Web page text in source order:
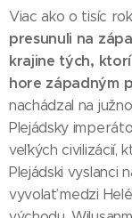
Viac ako o tisíc
presunuli na
krajine tých,
hore západným
nachádzal na
Plejádsky
veľkých civilizácií,
Plejádski vyslanci
vyvolať medzi